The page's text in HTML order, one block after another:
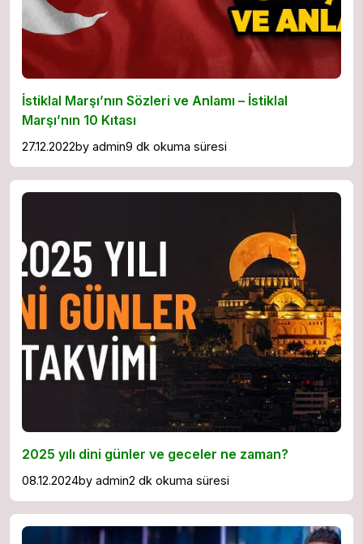
İstiklal Marşı’nın Sözleri ve Anlamı – İstiklal
Marşı’nın 10 Kıtası
27.12.2022by admin9 dk okuma süresi
2025 yılı dini günler ve geceler ne zaman?
08.12.2024by admin2 dk okuma süresi